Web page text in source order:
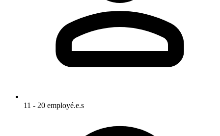
11 - 20 employé.e.s